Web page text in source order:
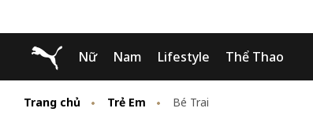
to
Main
content
to
Footer
Content
Puma Trang chủ
Nữ Nam Lifestyle Thể Thao
Trang chủ Trẻ Em Bé Trai